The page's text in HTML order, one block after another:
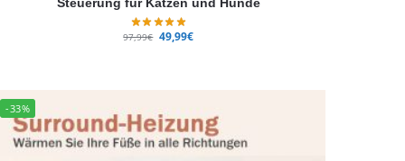
97,99€ 49,99€
-33%